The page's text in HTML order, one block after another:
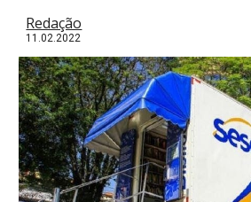
Redação
11 .02.2022